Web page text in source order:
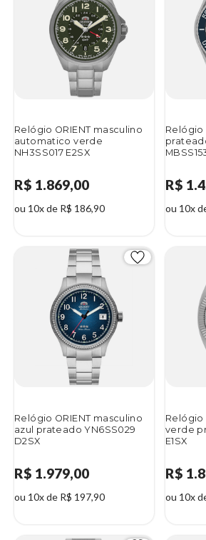
Relógio ORIENT masculino
automatico verde
NH3SS017 E2SX
R$ 1.869,00
ou 10x de R$ 186,90
Relógio
R$
ou 10x
Relógio ORIENT masculino
azul prateado YN6SS029
D2SX
R$ 1.979,00
ou 10x de R$ 197,90
Relógio
verde
E1SX
R$
ou 10x